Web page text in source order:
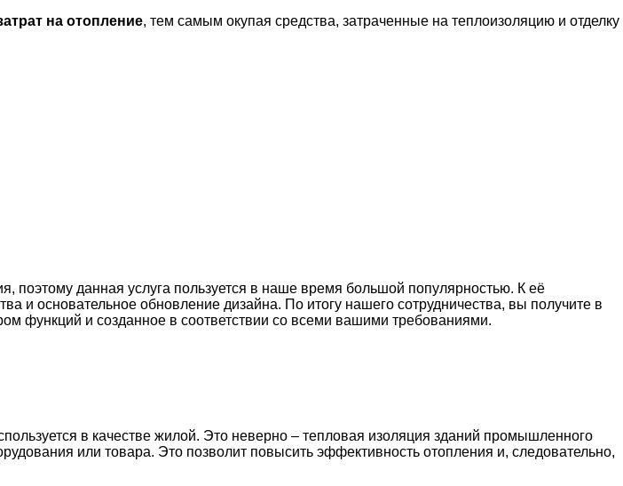
на отопление, тем самым окупая средства, затраченные на теплоизоляцию и отделку
данная услуга пользуется в наше время большой популярностью. К её
и основательное обновление дизайна. По итогу нашего сотрудничества, вы получите в
функций и созданное в соответствии со всеми вашими требованиями.
в качестве жилой. Это неверно – тепловая изоляция зданий промышленного
или товара. Это позволит повысить эффективность отопления и, следовательно,